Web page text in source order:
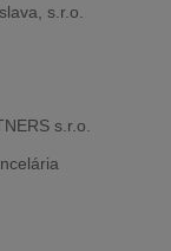
s.r.o.
s.r.o.